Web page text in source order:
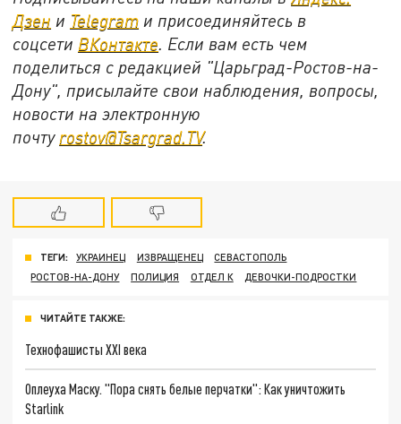
Дзен и Telegram и присоединяйтесь в
соцсети ВКонтакте. Если вам есть чем
поделиться с редакцией "Царьград-Ростов-на-
Дону", присылайте свои наблюдения, вопросы,
новости на электронную
почту rostov@Tsargrad.ТV.
ТЕГИ: УКРАИНЕЦ ИЗВРАЩЕНЕЦ
СЕВАСТОПОЛЬ
РОСТОВ-НА-ДОНУ
ПОЛИЦИЯ ОТДЕЛ К ДЕВОЧКИ-ПОДРОСТКИ
ЧИТАЙТЕ ТАКЖЕ:
Технофашисты XXI века
Оплеуха Маску. "Пора снять белые перчатки": Как уничтожить
Starlink